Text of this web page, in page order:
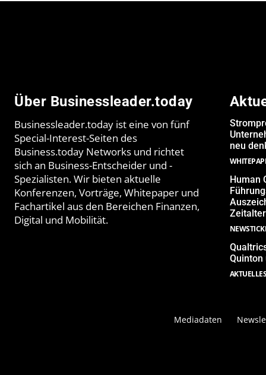
Über Businessleader.today
Businessleader.today ist eine von fünf
Special-Interest-Seiten des
Business.today Networks und richtet
sich an Business-Entscheider und -
Spezialisten. Wir bieten aktuelle
Konferenzen, Vorträge, Whitepaper und
Fachartikel aus den Bereichen Finanzen,
Digital und Mobilität.
neu
Human
Zeitalter
Mediadaten